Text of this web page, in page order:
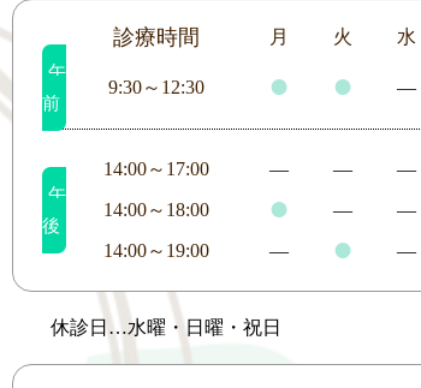
診療時間 月 火 水
午
前
9:30～12:30 ● ● ―
午
後
14:00～17:00 ― ― ―
14:00～18:00
● ― ―
14:00～19:00
― ● ―
休診日…水曜・日曜・祝日